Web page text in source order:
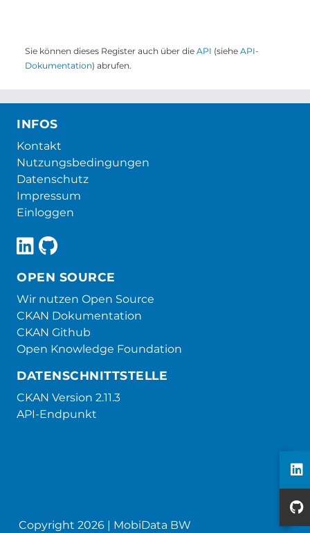
Sie können dieses Register auch über die API (siehe API-
Dokumentation) abrufen.
INFOS
Kontakt
Nutzungsbedingungen
Datenschutz
Impressum
Einloggen
OPEN SOURCE
Wir nutzen Open Source
CKAN Dokumentation
CKAN Github
Open Knowledge Foundation
DATENSCHNITTSTELLE
CKAN Version 2.11.3
API-Endpunkt
Copyright 2026 | MobiData BW